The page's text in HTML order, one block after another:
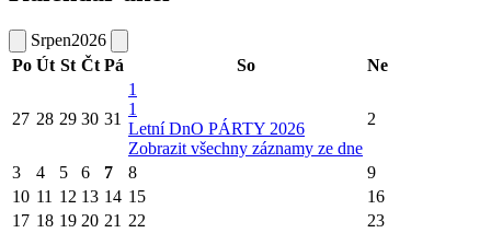
Srpen2026
Po Út St Čt Pá So Ne
27 28 29 30 31
1
1
Letní DnO PÁRTY 2026
Zobrazit všechny záznamy ze dne
2
3 4 5 6 7 8
9
10 11 12 13 14 15
16
17 18 19 20 21 22 23